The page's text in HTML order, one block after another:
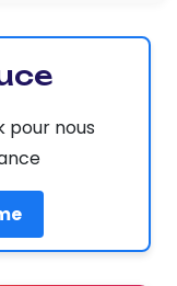
pour nous